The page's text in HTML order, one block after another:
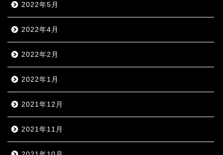
2022年5月
2022年4月
2022年2月
2022年1月
2021年12月
2021年11月